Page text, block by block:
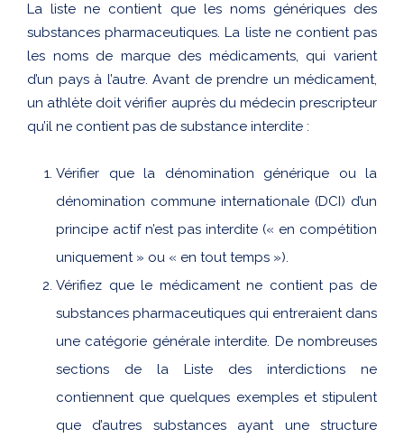
La liste ne contient que les noms génériques des
substances pharmaceutiques. La liste ne contient pas
les noms de marque des médicaments, qui varient
d’un pays à l’autre. Avant de prendre un médicament,
un athlète doit vérifier auprès du médecin prescripteur
qu’il ne contient pas de substance interdite :
Vérifier que la dénomination générique ou la
dénomination commune internationale (DCI) d’un
principe actif n’est pas interdite (« en compétition
uniquement » ou « en tout temps »).
Vérifiez que le médicament ne contient pas de
substances pharmaceutiques qui entreraient dans
une catégorie générale interdite. De nombreuses
sections de la Liste des interdictions ne
contiennent que quelques exemples et stipulent
que d’autres substances ayant une structure